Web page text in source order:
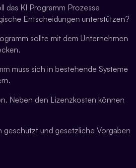
das KI Programm Prozesse
Entscheidungen unterstützen?
sollte mit dem Unternehmen
muss sich in bestehende Systeme
Neben den Lizenzkosten können
und gesetzliche Vorgaben